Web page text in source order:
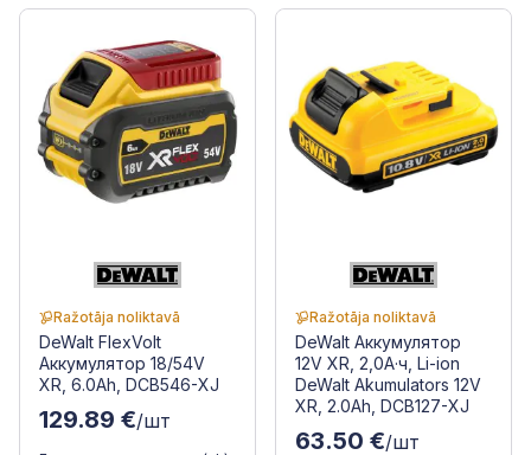
Ražotāja noliktavā
DeWalt FlexVolt
Аккумулятор 18/54V
XR, 6.0Ah, DCB546-XJ
129.89 €/шт
Ražotāja noliktavā
DeWalt Аккумулятор
12V XR, 2,0A·ч, Li-ion
DeWalt Akumulators 12V
XR, 2.0Ah, DCB127-XJ
63.50 €/шт